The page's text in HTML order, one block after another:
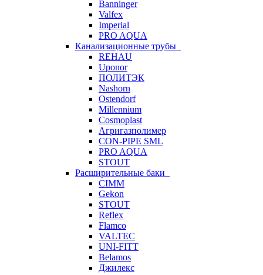
Banninger
Valfex
Imperial
PRO AQUA
Канализационные трубы
REHAU
Uponor
ПОЛИТЭК
Nashorn
Ostendorf
Millennium
Cosmoplast
Агригазполимер
CON-PIPE SML
PRO AQUA
STOUT
Расширительные баки
CIMM
Gekon
STOUT
Reflex
Flamco
VALTEC
UNI-FITT
Belamos
Джилекс